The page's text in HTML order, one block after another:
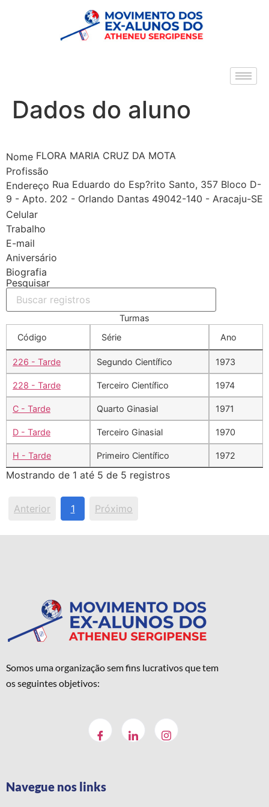
Dados do aluno
Nome FLORA MARIA CRUZ DA MOTA
Profissão
Endereço Rua Eduardo do Esp?rito Santo, 357 Bloco D-
9 - Apto. 202 - Orlando Dantas 49042-140 - Aracaju-SE
Celular
Trabalho
E-mail
Aniversário
Biografia
Pesquisar
Turmas
Código
Série Ano
226 - Tarde Segundo Científico 1973
228 - Tarde Terceiro Científico 1974
C - Tarde Quarto Ginasial 1971
D - Tarde Terceiro Ginasial 1970
H - Tarde Primeiro Científico 1972
Mostrando de 1 até 5 de 5 registros
Anterior 1 Próximo
Somos uma organização sem fins lucrativos que tem
os seguintes objetivos:
Navegue nos links